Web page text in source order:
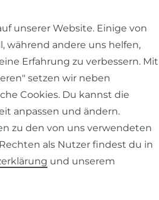
AGB
unserer Website. Einige von
während andere uns helfen,
Erfahrung zu verbessern. Mit
setzen wir neben
Cookies. Du kannst die
anpassen und ändern.
zu den von uns verwendeten
als Nutzer findest du in
und unserem